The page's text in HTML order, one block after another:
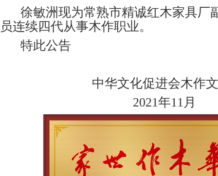
徐敏洲现为常熟市精诚红木家具厂
员连续四代从事木作职业。
特此公告
中华文化促进会木作文化
2021年11月